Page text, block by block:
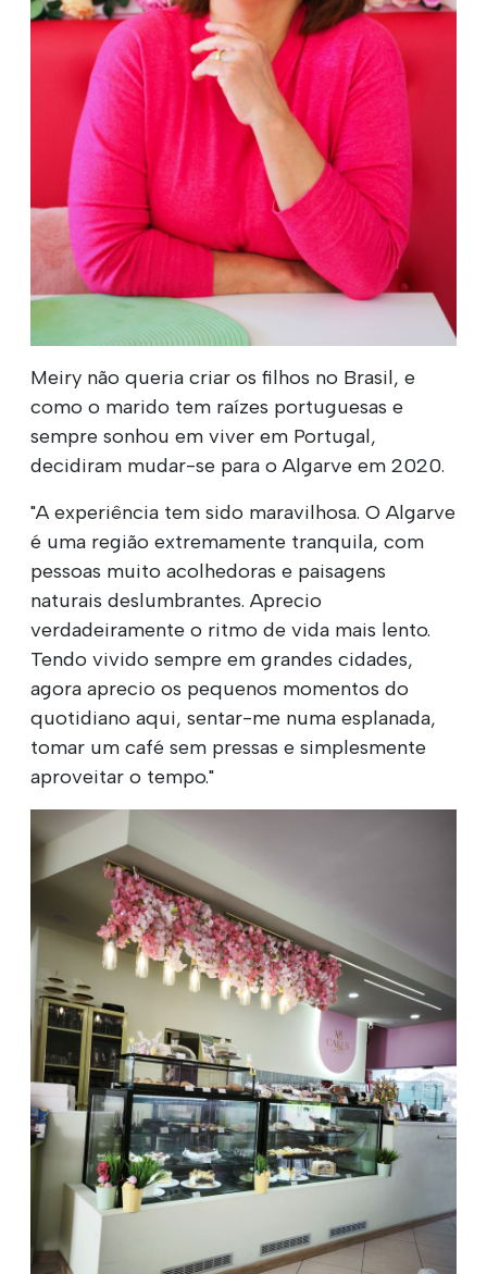
Meiry não queria criar os filhos no Brasil, e
como o marido tem raízes portuguesas e
sempre sonhou em viver em Portugal,
decidiram mudar-se para o Algarve em 2020.
"A experiência tem sido maravilhosa. O Algarve
é uma região extremamente tranquila, com
pessoas muito acolhedoras e paisagens
naturais deslumbrantes. Aprecio
verdadeiramente o ritmo de vida mais lento.
Tendo vivido sempre em grandes cidades,
agora aprecio os pequenos momentos do
quotidiano aqui, sentar-me numa esplanada,
tomar um café sem pressas e simplesmente
aproveitar o tempo."